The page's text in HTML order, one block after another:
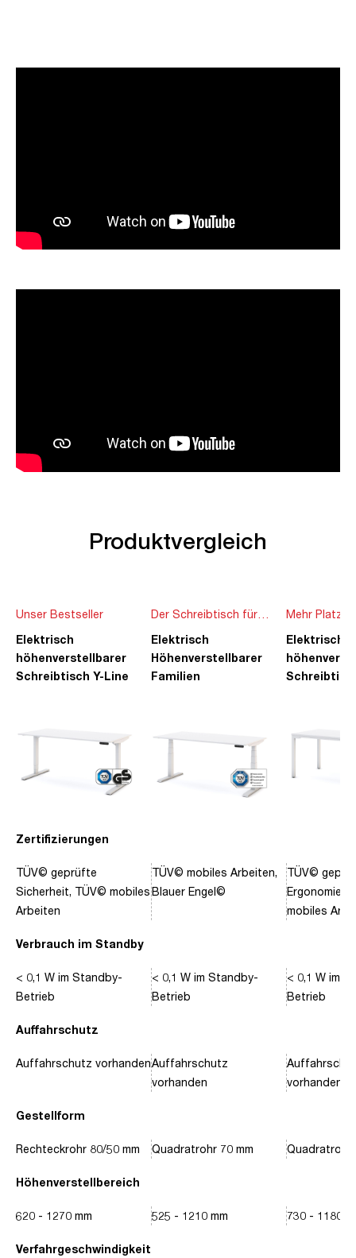
Produktvergleich
Zertifizierungen
Verbrauch im Standby
Auffahrschutz
Gestellform
Höhenverstellbereich
Verfahrgeschwindigkeit
Unser Bestseller
Elektrisch
höhenverstellbarer
Schreibtisch Y-Line
TÜV© geprüfte
Sicherheit, TÜV© mobiles
Arbeiten
< 0,1 W im Standby-
Betrieb
Auffahrschutz vorhanden
Rechteckrohr 80/50 mm
620 - 1270 mm
Der Schreibtisch für
die ganze Familie
Elektrisch
Höhenverstellbarer
Familien
TÜV© mobiles Arbeiten,
Blauer Engel©
< 0,1 W im Standby-
Betrieb
Auffahrschutz
vorhanden
Quadratrohr 70 mm
525 - 1210 mm
Mehr Platz
Ideen
Elektrisch
TÜV©
Ergonomie,
mobiles
< 0,1 W im
Betrieb
vorhanden
Quadratrohr
730 - 1180